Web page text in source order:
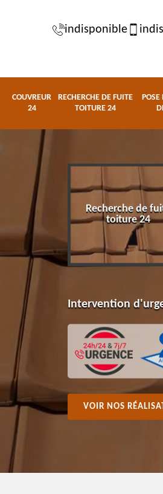
indisponible
COUVREUR
24
RECHERCHE DE FUITE
TOITURE 24
POSE
Recherche de
toiture 24
Intervention
VOIR NOS